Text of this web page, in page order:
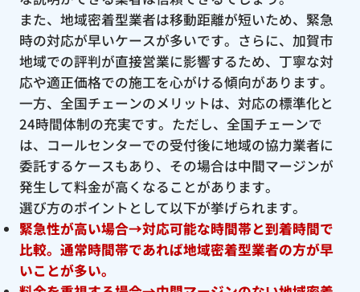
また、地域密着型業者は移動距離が短いため、緊急
時の対応が早いケースが多いです。さらに、加賀市
地域での評判が直接営業に影響するため、丁寧な対
応や適正価格での施工を心がける傾向があります。
一方、全国チェーンのメリットは、対応の標準化と
24時間体制の充実です。ただし、全国チェーンで
は、コールセンターでの受付後に地域の協力業者に
委託するケースもあり、その場合は中間マージンが
発生して料金が高くなることがあります。
選び方のポイントとして以下が挙げられます。
緊急性が高い場合→対応可能な時間帯と到着時間で
比較。通常時間帯であれば地域密着型業者の方が早
いことが多い。